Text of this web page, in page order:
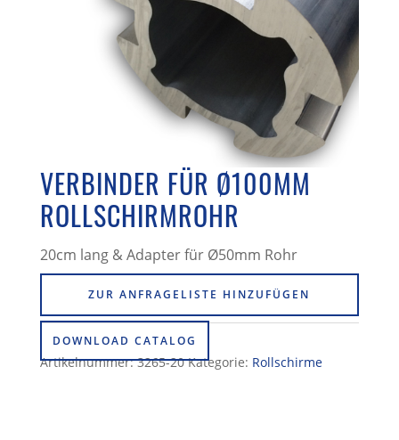
VERBINDER FÜR Ø100MM
ROLLSCHIRMROHR
20cm lang & Adapter für Ø50mm Rohr
ZUR ANFRAGELISTE HINZUFÜGEN
DOWNLOAD CATALOG
Artikelnummer:3265-20 Kategorie: Rollschirme